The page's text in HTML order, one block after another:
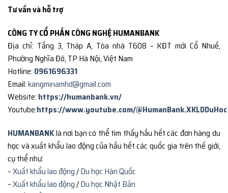
Tư vấn và hỗ trợ
CÔNG TY CỔ PHẦN CÔNG NGHỆ HUMANBANK
Địa chỉ: Tầng 3, Tháp A, Tòa nhà T608 – KĐT mới Cổ Nhuế,
Phường Nghĩa Đô, TP Hà Nội, Việt Nam
Hotline: 0961696331
Email:kangminamhd@gmail.com
Website: https://humanbank.vn/
Youtube:https://www.youtube.com/@HumanBank.XKLDDuHoc
HUMANBANKlà nơi bạn có thể tìm thấy hầu hết các đơn hàng du
học và xuất khẩu lao động của hầu hết các quốc gia trên thế giới,
cụ thể như:
–Xuất khẩu lao động/Du học Hàn Quốc
–Xuất khẩu lao động/Du học Nhật Bản